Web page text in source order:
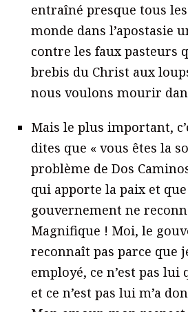
entraîné presque tous
monde dans l’apostasie
contre les faux pasteurs
brebis du Christ aux
nous voulons mourir
Mais le plus important,
dites que « vous êtes la
problème de Dos
qui apporte la paix et
gouvernement ne
Magnifique ! Moi, le
reconnaît pas parce que
employé, ce n’est pas lui
et ce n’est pas lui m’a